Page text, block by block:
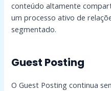
conteúdo altamente
um processo ativo de
segmentado.
Guest Posting
O Guest Posting continua